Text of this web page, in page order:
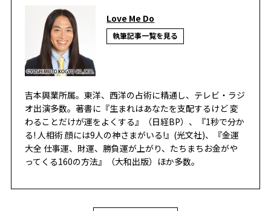
Love Me Do
執筆記事一覧を見る
吉本興業所属。東洋、西洋の占術に精通し、テレビ・ラジ
オ出演多数。著書に『生まれはあなたを支配するけど 変
わることだけが運をよくする』（日経BP）、『1秒で分か
る! 人相術 顔には9人の神さまがいる!』(光文社)、『金運
大全 仕事運、財運、勝負運が上がり、たちまちお金がや
ってくる160の方法』（大和出版）ほか多数。